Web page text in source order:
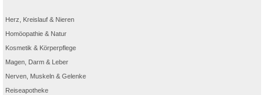
Herz, Kreislauf & Nieren
Homöopathie & Natur
Kosmetik & Körperpflege
Magen, Darm & Leber
Nerven, Muskeln & Gelenke
Reiseapotheke